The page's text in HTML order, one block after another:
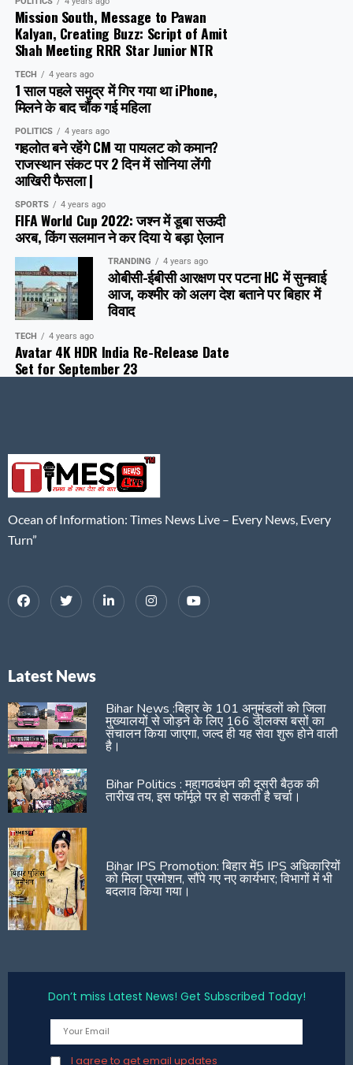
Mission South, Message to Pawan
Kalyan, Creating Buzz: Script of Amit
Shah Meeting RRR Star Junior NTR
TECH 4 years ago
1 साल पहले समुद्र में गिर गया था iPhone,
मिलने के बाद चौंक गई महिला
POLITICS 4 years ago
गहलोत बने रहेंगे CM या पायलट को कमान?
राजस्थान संकट पर 2 दिन में सोनिया लेंगी
आखिरी फैसला |
SPORTS 4 years ago
FIFA World Cup 2022: जश्न में डूबा सऊदी
अरब, क‍िंग सलमान ने कर दिया ये बड़ा ऐलान
TRANDING 4 years ago
ओबीसी-ईबीसी आरक्षण पर पटना HC में सुनवाई
आज, कश्मीर को अलग देश बताने पर बिहार में
विवाद
TECH 4 years ago
Avatar 4K HDR India Re-Release Date
Set for September 23
Ocean of Information: Times News Live – Every News, Every
Turn”
Latest News
Bihar News :बिहार के 101 अनुमंडलों को जिला
मुख्यालयों से जोड़ने के लिए 166 डीलक्स बसों का
संचालन किया जाएगा, जल्द ही यह सेवा शुरू होने वाली
है।
Bihar Politics : महागठबंधन की दूसरी बैठक की
तारीख तय, इस फॉर्मूले पर हो सकती है चर्चा।
Bihar IPS Promotion: बिहार में5 IPS अधिकारियों
को मिला प्रमोशन, सौंपे गए नए कार्यभार; विभागों में भी
बदलाव किया गया।
Don’t miss Latest News! Get Subscribed Today!
I agree to get email updates